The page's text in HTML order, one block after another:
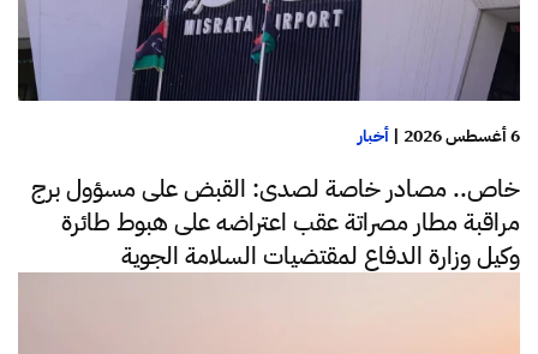
6 أغسطس 2026 | أخبار
خاص.. مصادر خاصة لصدى: القبض على مسؤول برج
مراقبة مطار مصراتة عقب اعتراضه على هبوط طائرة
وكيل وزارة الدفاع لمقتضيات السلامة الجوية